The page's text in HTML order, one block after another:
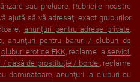
sau preluare. Rubricile noastre
ajută să vă adresaţi exact grupurilor
anunţuri pentru adrese private,
, anunţuri pentru baruri / cluburi de
cluburi erotice FKK, reclame la servicii
/ casă de prostituţie / bordel , reclame
dominatoare, anunţuri la cluburi cu